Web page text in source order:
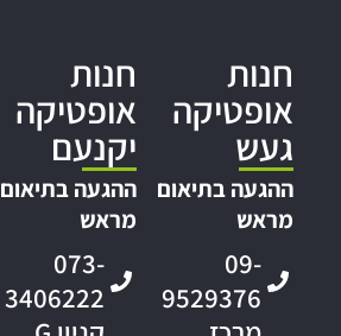
חנות
אופטיקה
געש
ההגעה בתיאום
מראש
09-
9529376
חנות
אופטיקה
יקנעם
ההגעה בתיאום
מראש
073-
3406222